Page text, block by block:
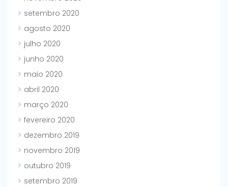
setembro 2020
agosto 2020
julho 2020
junho 2020
maio 2020
abril 2020
março 2020
fevereiro 2020
dezembro 2019
novembro 2019
outubro 2019
setembro 2019